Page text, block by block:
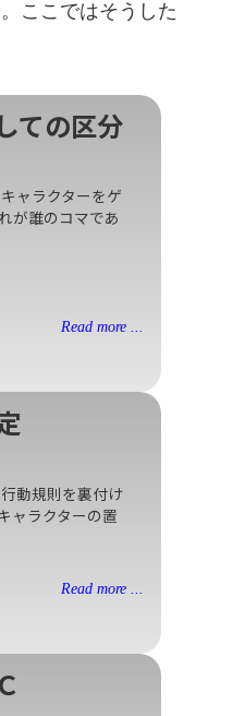
ここではそうした
ての区分
ャラクターをゲ
が誰のコマであ
Read more ...
動規則を裏付け
ャラクターの置
Read more ...